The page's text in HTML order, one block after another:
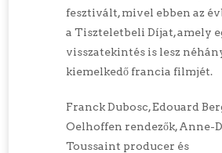
fesztivált, mivel ebben az
a Tiszteletbeli Díjat, amely
visszatekintés is lesz
kiemelkedő francia filmjét.
Franck Dubosc, Edouard
Oelhoffen rendezők, Anne-
Toussaint producer és